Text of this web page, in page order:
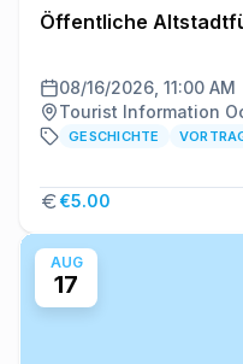
Öffentliche
08/16/2026, 11:00 AM
Tourist Information
GESCHICHTE
€5.00
AUG
17